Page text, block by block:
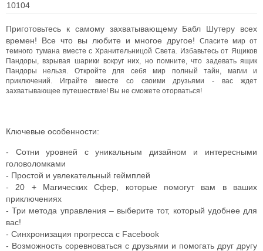
10104
Приготовьтесь к самому захватывающему Бабл Шутеру всех
времен! Все что вы любите и многое другое!Спасите мир от
темного тумана вместе с Хранительницой Света. Избавьтесь от Ящиков
Пандоры, взрывая шарики вокруг них, но помните, что задевать ящик
Пандоры нельзя. Откройте для себя мир полный тайн, магии и
приключений. Играйте вместе со своими друзьями - вас ждет
захватывающее путешествие! Вы не сможете оторваться!
Ключевые особенности:
- Сотни уровней с уникальным дизайном и интересными
головоломками
- Простой и увлекательный геймплей
- 20 + Магических Сфер, которые помогут вам в ваших
приключениях
- Три метода управления – выберите тот, который удобнее для
вас!
- Синхронизация прогресса с Facebook
- Возможность соревноваться с друзьями и помогать друг другу